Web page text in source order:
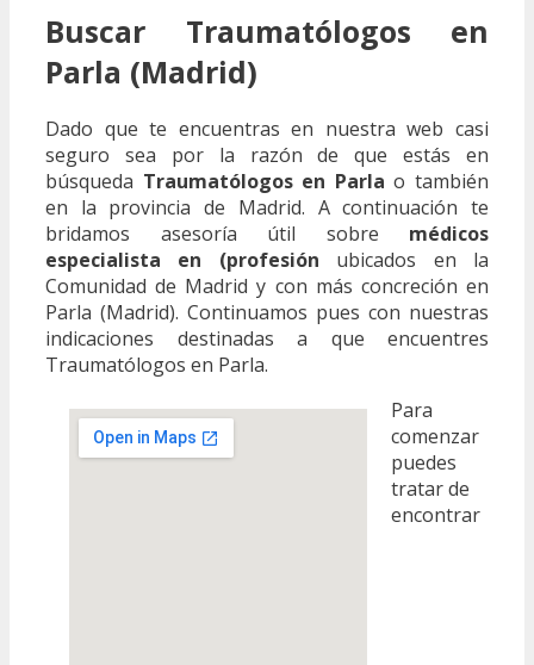
Buscar Traumatólogos en
Parla (Madrid)
Dado que te encuentras en nuestra web casi
seguro sea por la razón de que estás en
búsqueda Traumatólogos en Parla o también
en la provincia de Madrid. A continuación te
bridamos asesoría útil sobre médicos
especialista en (profesión ubicados en la
Comunidad de Madrid y con más concreción en
Parla (Madrid). Continuamos pues con nuestras
indicaciones destinadas a que encuentres
Traumatólogos en Parla.
Para
comenzar
puedes
tratar de
encontrar